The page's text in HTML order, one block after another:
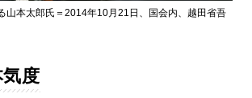
山本太郎氏＝2014年10月21日、国会内、越田省吾
度